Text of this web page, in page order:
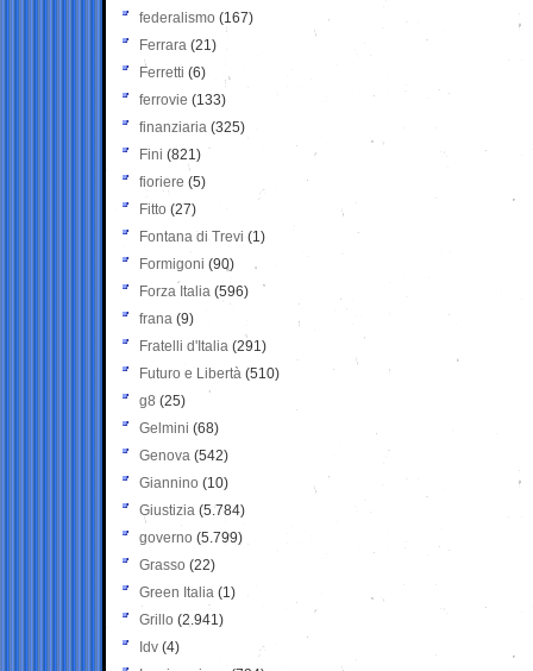
federalismo (167)
Ferrara (21)
Ferretti (6)
ferrovie (133)
finanziaria (325)
Fini (821)
fioriere (5)
Fitto (27)
Fontana di Trevi (1)
Formigoni (90)
Forza Italia (596)
frana (9)
Fratelli d'Italia (291)
Futuro e Libertà (510)
g8 (25)
Gelmini (68)
Genova (542)
Giannino (10)
Giustizia (5.784)
governo (5.799)
Grasso (22)
Green Italia (1)
Grillo (2.941)
Idv (4)